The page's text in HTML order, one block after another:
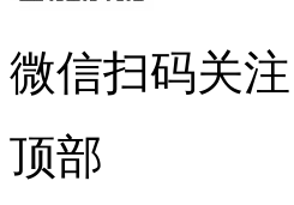
微信扫码关注
顶部